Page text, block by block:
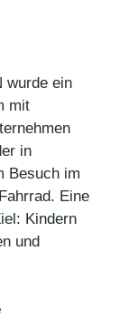
wurde ein
mit
in
Besuch im
Eine
Kindern
und